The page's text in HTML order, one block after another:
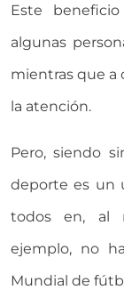
Este
algunas
mientras que a
la atención.
Pero, siendo
deporte es un
todos en, al
ejemplo, no
Mundial de